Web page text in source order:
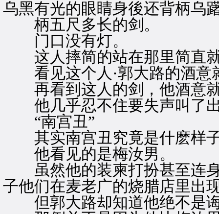
乌黑有光的眼睛身後还背柄乌
柄五尺多长的剑。
门口没有灯。
这人摔简的站在那里简直就
看见这个人·郭大路的酒意
再看到这人的剑，他酒意
他几乎忍不住要失声叫了
“南宫丑”
其实南宫丑究竟是什麽样子
他看见的是梅汝男。
虽然他的装柬打扮甚至连身
子他们在麦老广的烧腊店里出
但郭大路却知道他绝不是